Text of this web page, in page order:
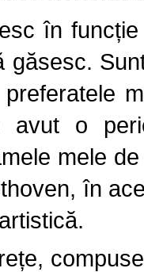
în
găsesc.
avut o
mele
în